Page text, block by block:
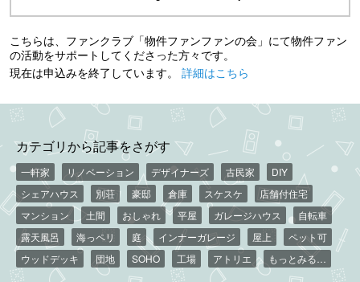
こちらは、ファンクラブ「物件ファンファンの会」にて物件ファン
の活動をサポートしてくださった方々です。
現在は申込みを終了しています。 詳細はこちら
カテゴリから記事をさがす
一軒家 リノベーション デザイナーズ 古民家
DIY
シェアハウス
別荘 豪邸 倉庫 スケスケ
店舗付住宅
マンション
土間 おしゃれ 平屋 ガレージハウス
自転車
露天風呂
海っペリ 庭 インナーガレージ 屋上
ペット可
ウッドデッキ
団地 SOHO 工場 アトリエ もっとみる…